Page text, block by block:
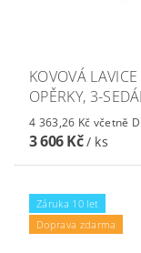
KOVOVÁ
OPĚRKY, 3-
4 363,26 Kč
3 606 Kč/ ks
Záruka 10 let
Doprava zdarma